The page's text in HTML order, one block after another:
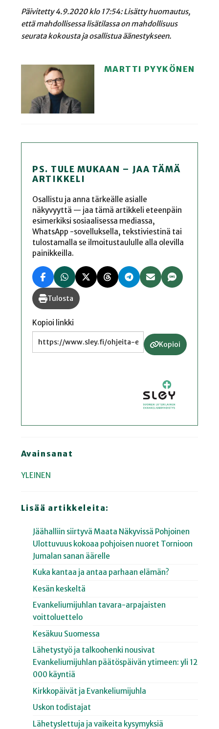
Päivitetty 4.9.2020 klo 17:54: Lisätty huomautus,
että mahdollisessa lisätilassa on mahdollisuus
seurata kokousta ja osallistua äänestykseen.
MARTTI PYYKÖNEN
PS. TULE MUKAAN – JAA TÄMÄ
ARTIKKELI
Osallistu ja anna tärkeälle asialle
näkyvyyttä — jaa tämä artikkeli eteenpäin
esimerkiksi sosiaalisessa mediassa,
WhatsApp -sovelluksella, tekstiviestinä tai
tulostamalla se ilmoitustaululle alla olevilla
painikkeilla.
Tulosta
Kopioi linkki
Kopioi
Avainsanat
YLEINEN
Lisää artikkeleita:
Jäähalliin siirtyvä Maata Näkyvissä Pohjoinen
Ulottuvuus kokoaa pohjoisen nuoret Tornioon
Jumalan sanan äärelle
Kuka kantaa ja antaa parhaan elämän?
Kesän keskeltä
Evankeliumijuhlan tavara-arpajaisten
voittoluettelo
Kesäkuu Suomessa
Lähetystyö ja talkoohenki nousivat
Evankeliumijuhlan päätöspäivän ytimeen: yli 12
000 käyntiä
Kirkkopäivät ja Evankeliumijuhla
Uskon todistajat
Lähetyslettuja ja vaikeita kysymyksiä